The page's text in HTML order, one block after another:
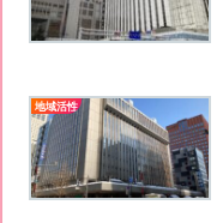
地域活性